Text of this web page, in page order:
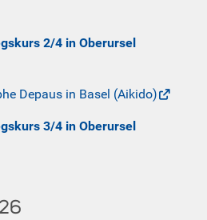
2/4 in Oberursel
Depaus in Basel (Aikido)
3/4 in Oberursel